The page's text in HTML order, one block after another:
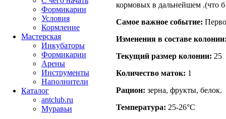
кормовых в дальнейшем .(что б
Самое важное событие:
Изменения в составе
Текущий размер кoлонии: 25
Количество маток: 1
Рацион: зерна, фрукты, белок.
Температура: 25-26°C
Формикарии
Условия
Кормление
Мастерская
Инкубаторы
Формикарии
Арены
Инструменты
Наполнители
Каталог
antclub.ru
Муравьи